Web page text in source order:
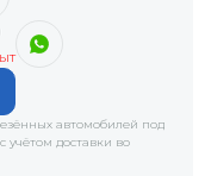
автомобилей под
учётом доставки во